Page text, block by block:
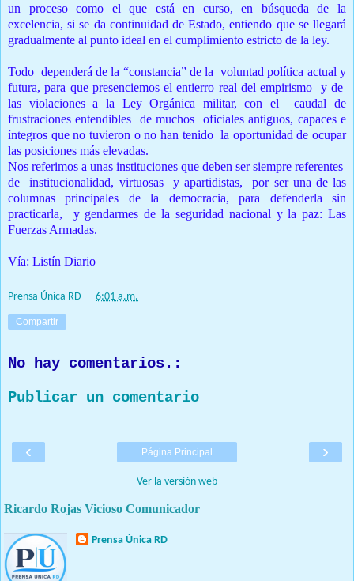
un proceso como el que está en curso, en búsqueda de la
excelencia, si se da continuidad de Estado, entiendo que se llegará
gradualmente al punto ideal en el cumplimiento estricto de la ley.
Todo dependerá de la “constancia” de la voluntad política actual y
futura, para que presenciemos el entierro real del empirismo y de
las violaciones a la Ley Orgánica militar, con el caudal de
frustraciones entendibles de muchos oficiales antiguos, capaces e
íntegros que no tuvieron o no han tenido la oportunidad de ocupar
las posiciones más elevadas.
Nos referimos a unas instituciones que deben ser siempre referentes
de institucionalidad, virtuosas y apartidistas, por ser una de las
columnas principales de la democracia, para defenderla sin
practicarla, y gendarmes de la seguridad nacional y la paz: Las
Fuerzas Armadas.
Vía: Listín Diario
Prensa Única RD 6:01 a.m.
Compartir
No hay comentarios.:
Publicar un comentario
‹ ›
Página Principal
Ver la versión web
Ricardo Rojas Vicioso Comunicador
Prensa Única RD